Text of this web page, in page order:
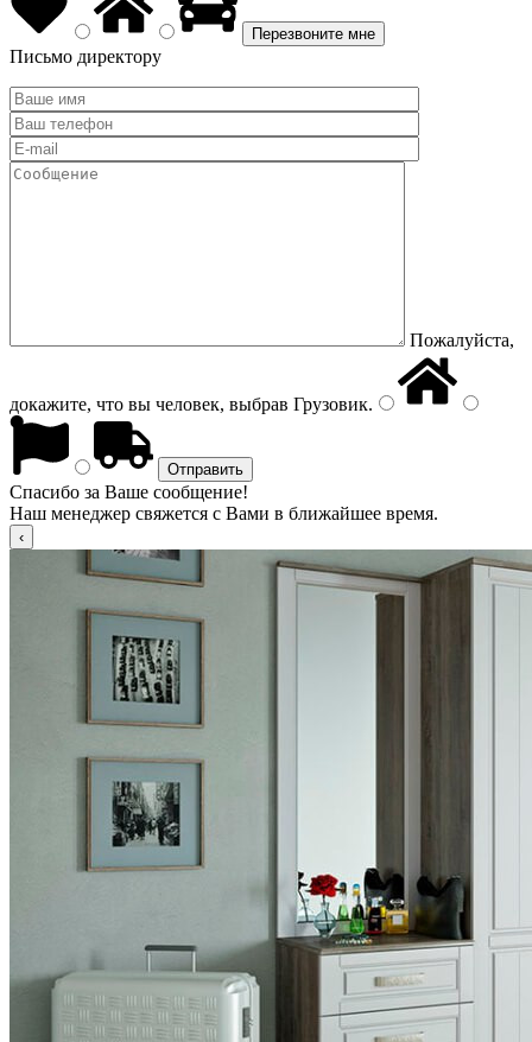
Письмо директору
Пожалуйста,
докажите, что вы человек, выбрав Грузовик.
Спасибо за Ваше сообщение!
Наш менеджер свяжется с Вами в ближайшее время.